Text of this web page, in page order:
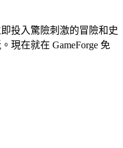
投入驚險刺激的冒險和史
現在就在 GameForge 免